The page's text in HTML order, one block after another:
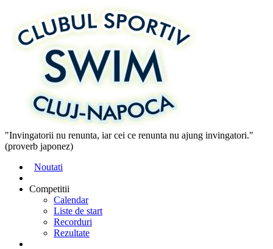
"Invingatorii nu renunta, iar cei ce renunta nu ajung invingatori."
(proverb japonez)
Noutati
Competitii
Calendar
Liste de start
Recorduri
Rezultate